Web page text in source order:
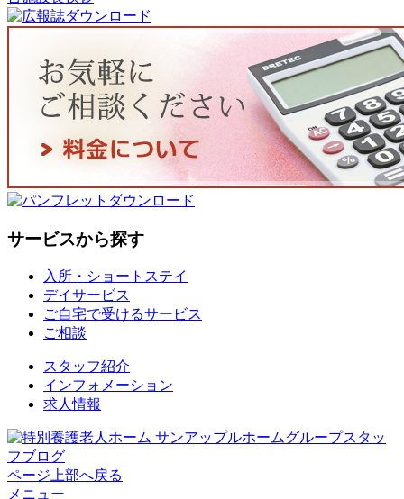
サービスから探す
入所・ショートステイ
デイサービス
ご自宅で受けるサービス
ご相談
スタッフ紹介
インフォメーション
求人情報
ページ上部へ戻る
メニュー